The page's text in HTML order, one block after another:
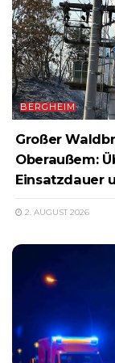
BERGHEIM
Großer
Oberaußem:
Einsatzdauer
2. AUGUST 2026